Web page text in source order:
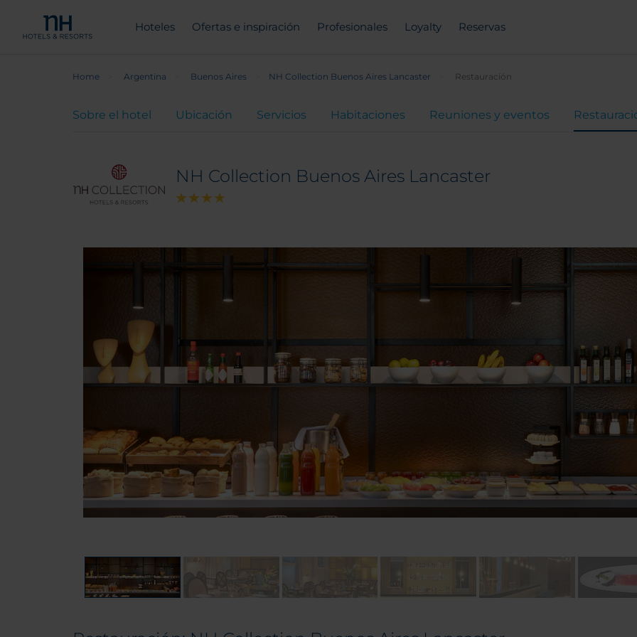
Hoteles Ofertas e inspiración Profesionales Loyalty Reservas
Home Argentina Buenos Aires NH Collection Buenos Aires Lancaster Restauración
Sobre el hotel Ubicación Servicios Habitaciones Reuniones y eventos
NH Collection Buenos Aires Lancaster